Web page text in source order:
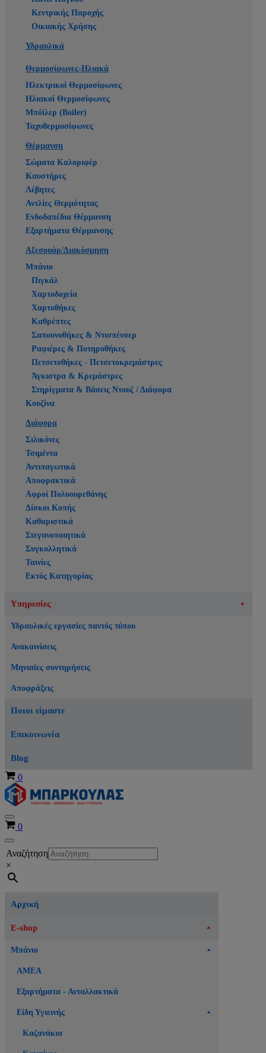
Κεντρικής Παροχής
Οικιακής Χρήσης
Υδραυλικά
Θερμοσίφωνες-Ηλιακά
Ηλεκτρικοί Θερμοσίφωνες
Ηλιακοί Θερμοσίφωνες
Μπόϊλερ (Boiler)
Ταχυθερμοσίφωνες
Θέρμανση
Σώματα Καλοριφέρ
Καυστήρες
Λέβητες
Αντλίες Θερμότητας
Ενδοδαπέδια Θέρμανση
Εξαρτήματα Θέρμανσης
Αξεσουάρ/Διακόσμηση
Μπάνιο
Πιγκάλ
Χαρτοδοχεία
Χαρτοθήκες
Καθρέπτες
Σαπουνοθήκες & Ντισπένσερ
Ραφιέρες & Ποτηροθήκες
Πετσετοθήκες - Πετσετοκρεμάστρες
Άγκιστρα & Κρεμάστρες
Στηρίγματα & Βάσεις Ντουζ / Διάφορα
Κουζίνα
Διάφορα
Σιλικόνες
Τσιμέντα
Αντιπαγωτικά
Αποφρακτικά
Αφροί Πολυουρεθάνης
Δίσκοι Κοπής
Καθαριστικά
Στεγανοποιητικά
Συγκολλητικά
Ταινίες
Εκτός Κατηγορίας
Υπηρεσίες
Υδραυλικές εργασίες παντός τύπου
Ανακαινίσεις
Μηνιαίες συντηρήσεις
Αποφράξεις
Ποιοι είμαστε
Επικοινωνία
Blog
Καλάθι
0
Μενού
πλοήγησης
Καλάθι
0
Μενού
πλοήγησης
Αναζήτηση
×
Αρχική
E-shop
Μπάνιο
ΑΜΕΑ
Εξαρτήματα - Ανταλλακτικά
Είδη Υγιεινής
Καζανάκια